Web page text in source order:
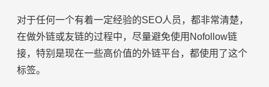
对于任何一个有着一定经验的SEO人员，都非常清楚，
在做外链或友链的过程中，尽量避免使用Nofollow链
接，特别是现在一些高价值的外链平台，都使用了这个
标签。